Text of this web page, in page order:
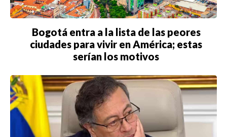
INMIGRACIÓN
VIRALES
ENTRETENIMIENTO
SALUD
FORMULA 1
Bogotá entra a la lista de las peores
ciudades para vivir en América; estas
serían los motivos